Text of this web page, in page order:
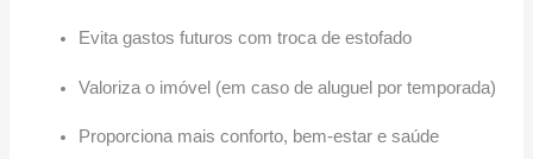
Evita gastos futuros com troca de estofado
Valoriza o imóvel (em caso de aluguel por temporada)
Proporciona mais conforto, bem-estar e saúde